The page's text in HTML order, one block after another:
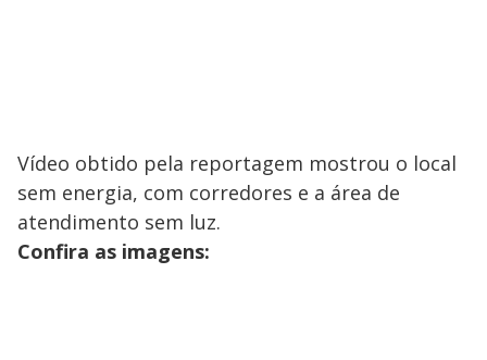
Vídeo obtido pela reportagem mostrou o local
sem energia, com corredores e a área de
atendimento sem luz.
Confira as imagens: